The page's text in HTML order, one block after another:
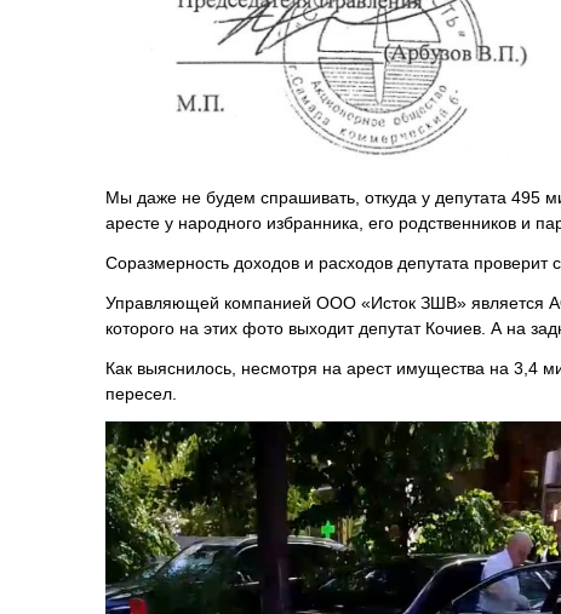
Мы даже не будем спрашивать, откуда у депутата 495
аресте у народного избранника, его родственников и
Соразмерность доходов и расходов депутата проверит
Управляющей компанией ООО «Исток ЗШВ» является
которого на этих фото выходит депутат Кочиев. А на
Как выяснилось, несмотря на арест имущества на 3,4
пересел.